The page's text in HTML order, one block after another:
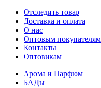
Отследить товар
Доставка и оплата
О нас
Оптовым покупателям
Контакты
Оптовикам
Арома и Парфюм
БАДы